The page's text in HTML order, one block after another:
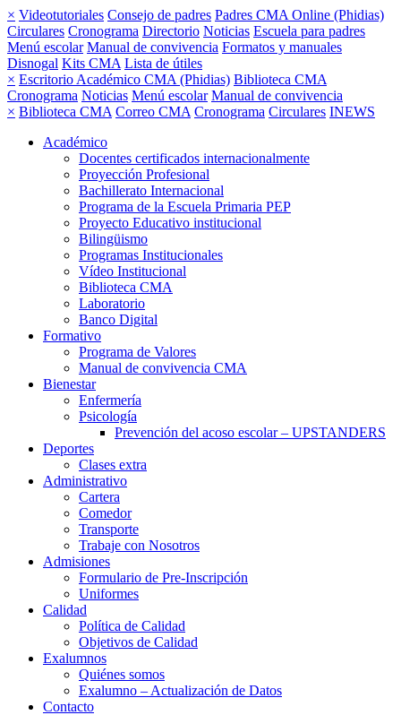
× Videotutoriales Consejo de padres Padres CMA Online (Phidias)
Circulares Cronograma Directorio Noticias Escuela para padres
Menú escolar Manual de convivencia Formatos y manuales
Disnogal Kits CMA Lista de útiles
× Escritorio Académico CMA (Phidias) Biblioteca CMA
Cronograma Noticias Menú escolar Manual de convivencia
× Biblioteca CMA Correo CMA Cronograma Circulares INEWS
Académico
Docentes certificados internacionalmente
Proyección Profesional
Bachillerato Internacional
Programa de la Escuela Primaria PEP
Proyecto Educativo institucional
Bilingüismo
Programas Institucionales
Vídeo Institucional
Biblioteca CMA
Laboratorio
Banco Digital
Formativo
Programa de Valores
Manual de convivencia CMA
Bienestar
Enfermería
Psicología
Prevención del acoso escolar – UPSTANDERS
Deportes
Clases extra
Administrativo
Cartera
Comedor
Transporte
Trabaje con Nosotros
Admisiones
Formulario de Pre-Inscripción
Uniformes
Calidad
Política de Calidad
Objetivos de Calidad
Exalumnos
Quiénes somos
Exalumno – Actualización de Datos
Contacto